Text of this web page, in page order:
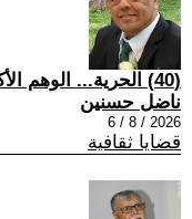
(40) الحرية... الوهم الأكبر
ناضل حسنين
2026 / 8 / 6
قضايا ثقافية